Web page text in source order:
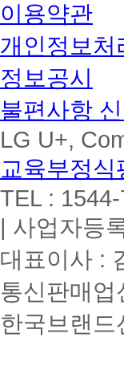
이용약관
개인정보처
정보공시
불편사항
LG U+,
교육부정
TEL :
| 사업자등
대표이사 :
통신판매
한국브랜드